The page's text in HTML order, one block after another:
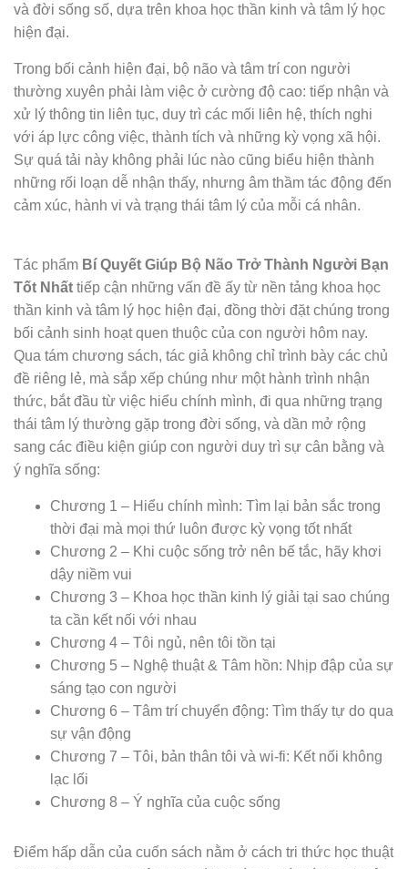
và đời sống số, dựa trên khoa học thần kinh và tâm lý học
hiện đại.
Trong bối cảnh hiện đại, bộ não và tâm trí con người
thường xuyên phải làm việc ở cường độ cao: tiếp nhận và
xử lý thông tin liên tục, duy trì các mối liên hệ, thích nghi
với áp lực công việc, thành tích và những kỳ vọng xã hội.
Sự quá tải này không phải lúc nào cũng biểu hiện thành
những rối loạn dễ nhận thấy, nhưng âm thầm tác động đến
cảm xúc, hành vi và trạng thái tâm lý của mỗi cá nhân.
Tác phẩm Bí Quyết Giúp Bộ Não Trở Thành Người Bạn
Tốt Nhất tiếp cận những vấn đề ấy từ nền tảng khoa học
thần kinh và tâm lý học hiện đại, đồng thời đặt chúng trong
bối cảnh sinh hoạt quen thuộc của con người hôm nay.
Qua tám chương sách, tác giả không chỉ trình bày các chủ
đề riêng lẻ, mà sắp xếp chúng như một hành trình nhận
thức, bắt đầu từ việc hiểu chính mình, đi qua những trạng
thái tâm lý thường gặp trong đời sống, và dần mở rộng
sang các điều kiện giúp con người duy trì sự cân bằng và
ý nghĩa sống:
Chương 1 – Hiểu chính mình: Tìm lại bản sắc trong
thời đại mà mọi thứ luôn được kỳ vọng tốt nhất
Chương 2 – Khi cuộc sống trở nên bế tắc, hãy khơi
dậy niềm vui
Chương 3 – Khoa học thần kinh lý giải tại sao chúng
ta cần kết nối với nhau
Chương 4 – Tôi ngủ, nên tôi tồn tại
Chương 5 – Nghệ thuật & Tâm hồn: Nhịp đập của sự
sáng tạo con người
Chương 6 – Tâm trí chuyển động: Tìm thấy tự do qua
sự vận động
Chương 7 – Tôi, bản thân tôi và wi-fi: Kết nối không
lạc lối
Chương 8 – Ý nghĩa của cuộc sống
Điểm hấp dẫn của cuốn sách nằm ở cách tri thức học thuật